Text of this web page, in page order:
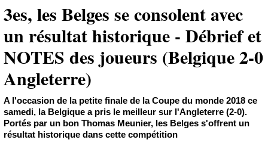
3es, les Belges se consolent avec
un résultat historique - Débrief et
NOTES des joueurs (Belgique 2-0
Angleterre)
A l'occasion de la petite finale de la Coupe du monde 2018 ce
samedi, la Belgique a pris le meilleur sur l'Angleterre (2-0).
Portés par un bon Thomas Meunier, les Belges s'offrent un
résultat historique dans cette compétition